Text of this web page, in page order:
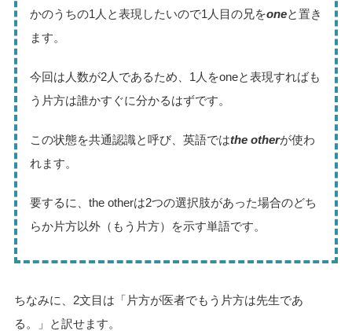
かのうちの1人と表現したいので1人目の兄をoneと置き
ます。
今回は人数が2人であるため、1人をoneと表現すればも
う片方は誰かすぐに分かるはずです。
この状態を共通認識と呼び、英語ではthe otherが使わ
れます。
要するに、the otherは2つの選択肢があった場合のどち
らか片方以外（もう片方）を示す単語です。
ちなみに、2文目は「片方が医者でもう片方は先生であ
る。」と訳せます。